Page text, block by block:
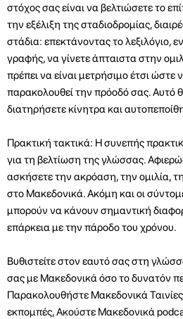
στόχος σας είναι να βελτιώσετε το
την εξέλιξη της σταδιοδρομίας,
στάδια: επεκτάνοντας το λεξιλόγιο,
γραφής, να γίνετε άπταιστα στην
πρέπει να είναι μετρήσιμο έτσι ώστε
παρακολουθεί την πρόοδό σας. Αυτό
διατηρήσετε κίνητρα και
Πρακτική τακτικά: Η συνεπής
για τη βελτίωση της γλώσσας.
ασκήσετε την ακρόαση, την ομιλία,
στο Μακεδονικά. Ακόμη και οι
μπορούν να κάνουν σημαντική
επάρκεια με την πάροδο του χρόνου.
Βυθιστείτε στον εαυτό σας στη
σας με Μακεδονικά όσο το δυνατόν
Παρακολουθήστε Μακεδονικά Ταινίες
εκπομπές, Ακούστε Μακεδονικά